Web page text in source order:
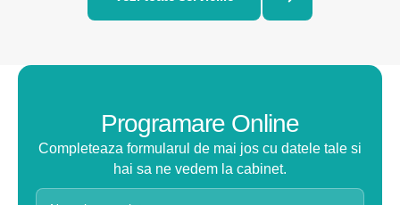
Programare Online
Completeaza formularul de mai jos cu datele tale si
hai sa ne vedem la cabinet.